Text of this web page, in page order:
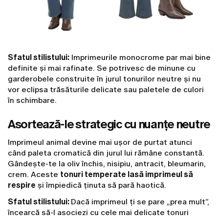
Sfatul stilistului: Imprimeurile monocrome par mai bine
definite și mai rafinate. Se potrivesc de minune cu
garderobele construite în jurul tonurilor neutre și nu
vor eclipsa trăsăturile delicate sau paletele de culori
în schimbare.
Asortează-le strategic cu nuanțe neutre
Imprimeul animal devine mai ușor de purtat atunci
când paleta cromatică din jurul lui rămâne constantă.
Gândește-te la oliv închis, nisipiu, antracit, bleumarin,
crem. Aceste tonuri temperate lasă imprimeul să
respire și împiedică ținuta să pară haotică.
Sfatul stilistului: Dacă imprimeul ți se pare „prea mult”,
încearcă să-l asociezi cu cele mai delicate tonuri